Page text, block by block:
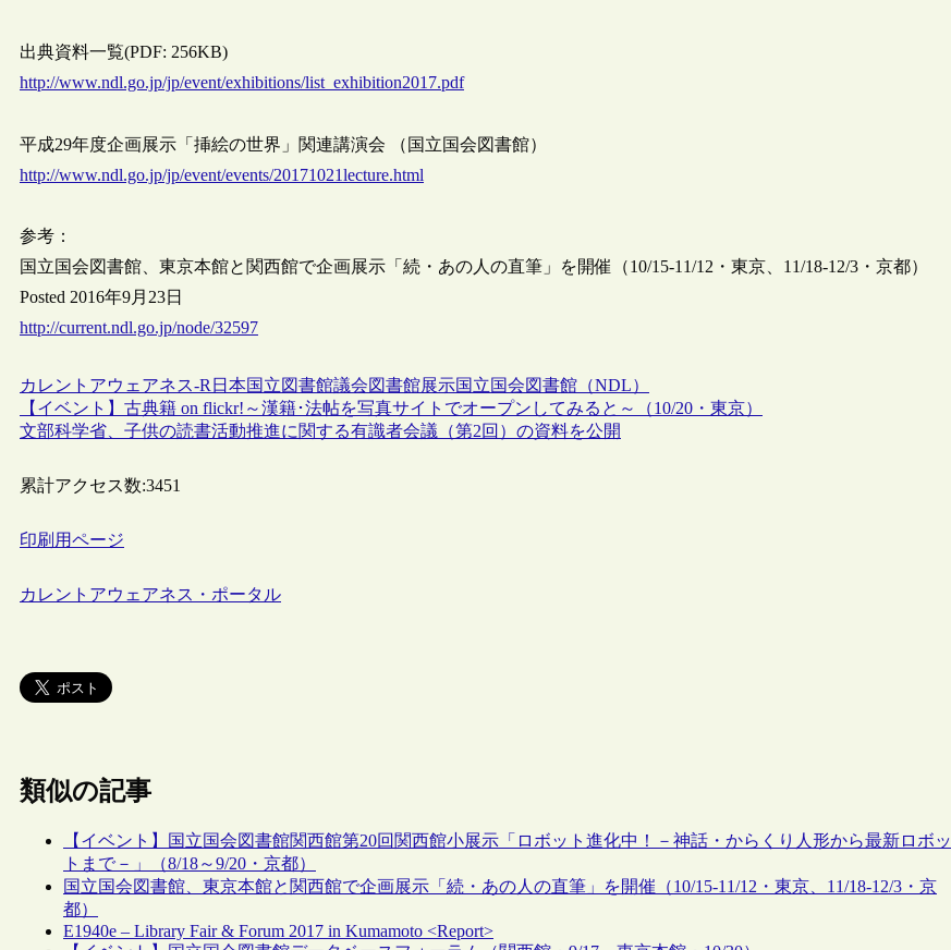
出典資料一覧(PDF: 256KB)
http://www.ndl.go.jp/jp/event/exhibitions/list_exhibition2017.pdf
平成29年度企画展示「挿絵の世界」関連講演会 （国立国会図書館）
http://www.ndl.go.jp/jp/event/events/20171021lecture.html
参考：
国立国会図書館、東京本館と関西館で企画展示「続・あの人の直筆」を開催（10/15-11/12・東京、11/18-12/3・京都）
Posted 2016年9月23日
http://current.ndl.go.jp/node/32597
カレントアウェアネス-R 日本国立図書館議会図書館展示国立国会図書館（NDL）
【イベント】古典籍 on flickr!～漢籍･法帖を写真サイトでオープンしてみると～（10/20・東京）
文部科学省、子供の読書活動推進に関する有識者会議（第2回）の資料を公開
累計アクセス数:3451
印刷用ページ
カレントアウェアネス・ポータル
類似の記事
【イベント】国立国会図書館関西館第20回関西館小展示「ロボット進化中！－神話・からくり人形から最新ロボッ
トまで－」（8/18～9/20・京都）
国立国会図書館、東京本館と関西館で企画展示「続・あの人の直筆」を開催（10/15-11/12・東京、11/18-12/3・京
都）
E1940e – Library Fair & Forum 2017 in Kumamoto <Report>